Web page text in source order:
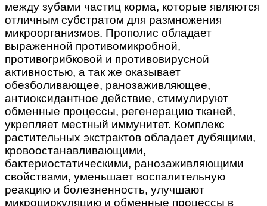
между зубами частиц корма, которые являются
отличным субстратом для размножения
микроорганизмов. Прополис обладает
выраженной противомикробной,
противогрибковой и противовирусной
активностью, а так же оказывает
обезболивающее, ранозаживляющее,
антиоксидантное действие, стимулируют
обменные процессы, регенерацию тканей,
укрепляет местный иммунитет. Комплекс
растительных экстрактов обладает дубящими,
кровоостанавливающими,
бактериостатическими, ранозаживляющими
свойствами, уменьшает воспалительную
реакцию и болезненность, улучшают
микроциркуляцию и обменные процессы в